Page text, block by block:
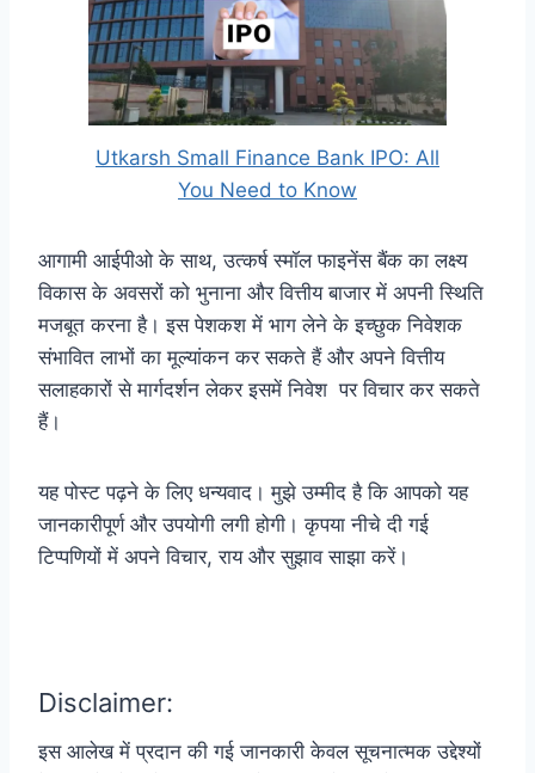
Utkarsh Small Finance Bank IPO: All
You Need to Know
आगामी आईपीओ के साथ, उत्कर्ष स्मॉल फाइनेंस बैंक का लक्ष्य
विकास के अवसरों को भुनाना और वित्तीय बाजार में अपनी स्थिति
मजबूत करना है। इस पेशकश में भाग लेने के इच्छुक निवेशक
संभावित लाभों का मूल्यांकन कर सकते हैं और अपने वित्तीय
सलाहकारों से मार्गदर्शन लेकर इसमें निवेश पर विचार कर सकते
हैं।
यह पोस्ट पढ़ने के लिए धन्यवाद। मुझे उम्मीद है कि आपको यह
जानकारीपूर्ण और उपयोगी लगी होगी। कृपया नीचे दी गई
टिप्पणियों में अपने विचार, राय और सुझाव साझा करें।
Disclaimer:
इस आलेख में प्रदान की गई जानकारी केवल सूचनात्मक उद्देश्यों